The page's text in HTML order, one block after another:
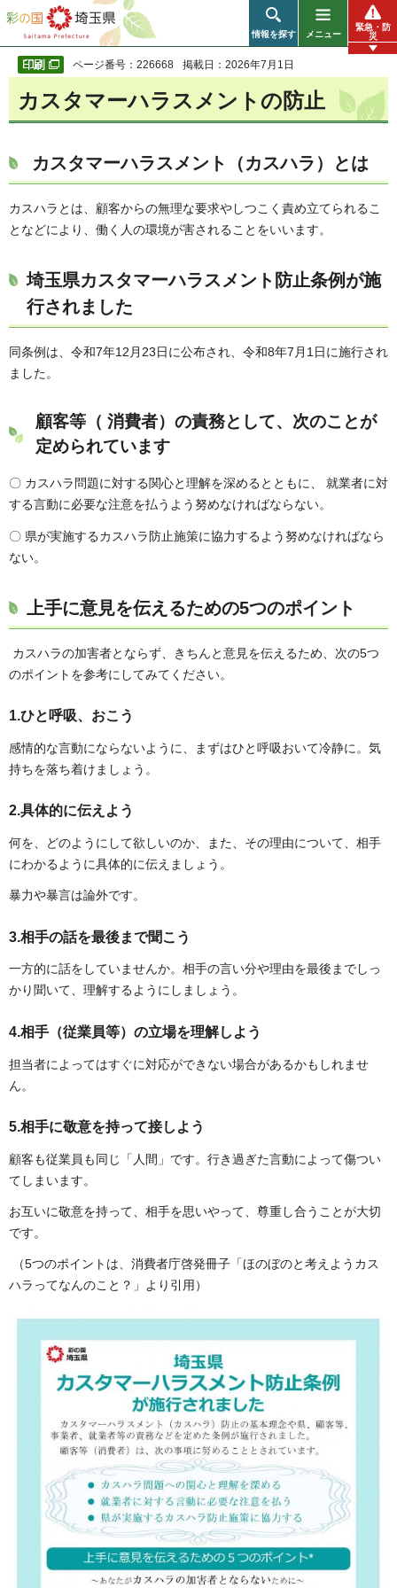
彩の国 埼玉県
情報を探す メニュー
緊急・防
災
ページ番号：226668 掲載日：2026年7月1日
カスタマーハラスメントの防止
カスタマーハラスメント（カスハラ）とは
カスハラとは、顧客からの無理な要求やしつこく責め立てられるこ
となどにより、働く人の環境が害されることをいいます。
埼玉県カスタマーハラスメント防止条例が施
行されました
同条例は、令和7年12月23日に公布され、令和8年7月1日に施行され
ました。
顧客等（ 消費者）の責務として、次のことが
定められています
〇 カスハラ問題に対する関心と理解を深めるとともに、 就業者に対
する言動に必要な注意を払うよう努めなければならない。
〇 県が実施するカスハラ防止施策に協力するよう努めなければなら
ない。
上手に意見を伝えるための5つのポイント
カスハラの加害者とならず、きちんと意見を伝えるため、次の5つ
のポイントを参考にしてみてください。
1.ひと呼吸、おこう
感情的な言動にならないように、まずはひと呼吸おいて冷静に。気
持ちを落ち着けましょう。
2.具体的に伝えよう
何を、どのようにして欲しいのか、また、その理由について、相手
にわかるように具体的に伝えましょう。
暴力や暴言は論外です。
3.相手の話を最後まで聞こう
一方的に話をしていませんか。相手の言い分や理由を最後までしっ
かり聞いて、理解するようにしましょう。
4.相手（従業員等）の立場を理解しよう
担当者によってはすぐに対応ができない場合があるかもしれませ
ん。
5.相手に敬意を持って接しよう
顧客も従業員も同じ「人間」です。行き過ぎた言動によって傷つい
てしまいます。
お互いに敬意を持って、相手を思いやって、尊重し合うことが大切
です。
（5つのポイントは、消費者庁啓発冊子「ほのぼのと考えようカス
ハラってなんのこと？」より引用）